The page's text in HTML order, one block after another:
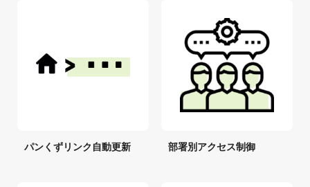
パンくずリンク自動更新 部署別アクセス制御